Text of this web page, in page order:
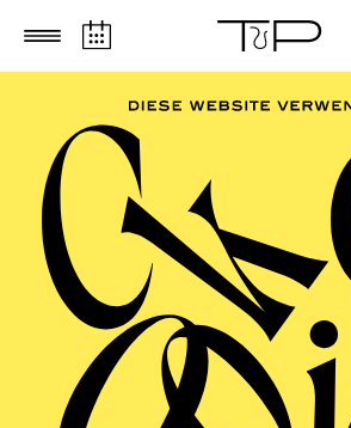
Zum Hauptinhalt springen Zum
Philharmonie
Sound LAB